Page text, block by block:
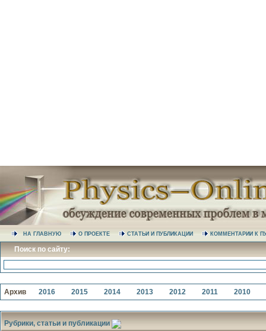
НА ГЛАВНУЮ О ПРОЕКТЕ СТАТЬИ И ПУБЛИКАЦИИ КОММЕНТАРИИ К
Поиск по сайту:
Архив 2016 2015 2014 2013 2012 2011 2010
Рубрики, статьи и публикации